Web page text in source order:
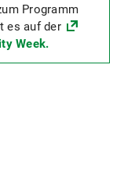
Programm
es auf der
Week.